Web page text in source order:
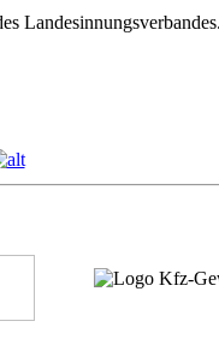
Landesinnungsverbandes.